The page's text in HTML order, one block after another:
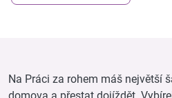
Na Práci za rohem máš největší
domova a přestat dojíždět.